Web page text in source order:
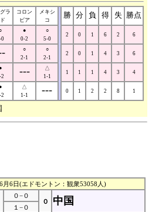
ラ
コロン
ビア
メキシ
コ
勝 分 負 得 失 勝点
0
●
0-2
○
5-0
2 0 1 6 2 6
○
2-1
○
2-1
2 0 1 4 3 6
2
---
△
1-1
1 1 1 4 3 4
2
△
1-1
--- 0 1 2 2 8 1
6日(エドモントン：観衆53058人)
０−０
０
中国
１−０